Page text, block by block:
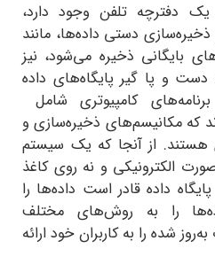
تلفن وجود دارد،
دستی داده‌ها، مانند
ذخیره می‌شود، نیز
گیر پایگاه‌های داده
کامپیوتری شامل
ذخیره‌سازی و
از آنجا که یک سیستم
و نه روی کاغذ
قادر است داده‌ها را
به روش‌های مختلف
به کاربران خود ارائه